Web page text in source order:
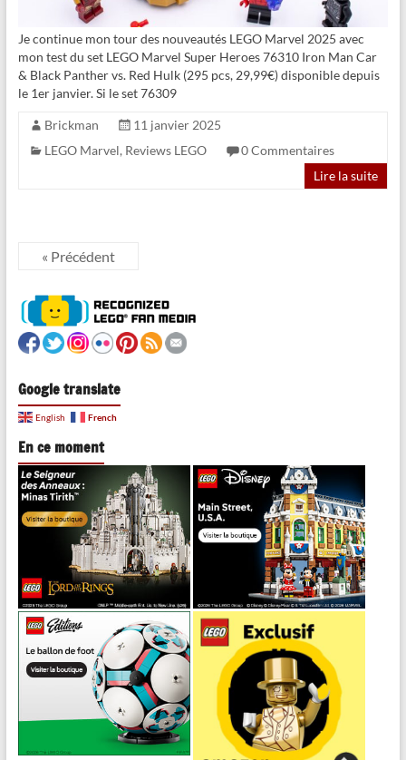
Je continue mon tour des nouveautés LEGO Marvel 2025 avec
mon test du set LEGO Marvel Super Heroes 76310 Iron Man Car
& Black Panther vs. Red Hulk (295 pcs, 29,99€) disponible depuis
le 1er janvier. Si le set 76309
Brickman
11 janvier 2025
LEGO Marvel, Reviews LEGO
0 Commentaires
Lire la suite
« Précédent
Google translate
English French
En ce moment